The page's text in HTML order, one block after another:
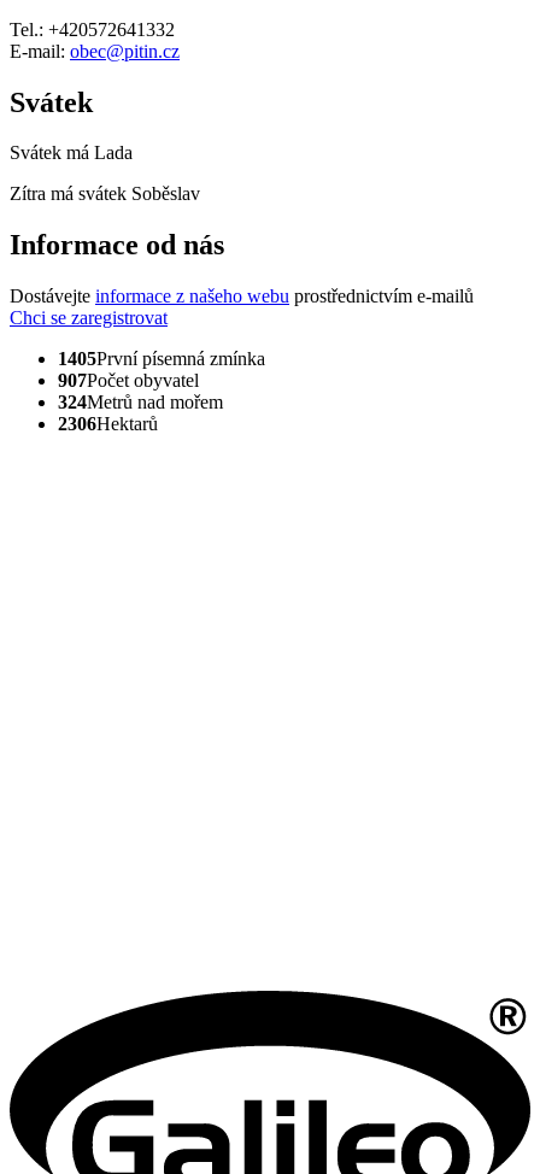
Tel.: +420572641332
E-mail: obec@pitin.cz
Svátek
Svátek má Lada
Zítra má svátek Soběslav
Informace od nás
Dostávejte informace z našeho webu prostřednictvím e-mailů
Chci se zaregistrovat
1405První písemná zmínka
907Počet obyvatel
324Metrů nad mořem
2306Hektarů